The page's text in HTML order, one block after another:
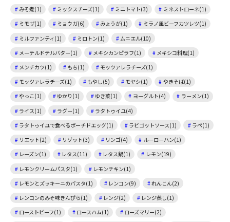
みそ煮(1)
ミックスチーズ(1) ミニトマト(3)
ミネストローネ(1)
ミモザ(1)
ミョウガ(6) みょうが(1)
ミラノ風ビーフカツレツ(1)
ミルファンティ(1)
ミロトン(1)
ムニエル(10)
メーテルドテルバター(1)
メキシカンピラフ(1)
メキシコ料理(1)
メンチカツ(1)
もち(1)
モッツアレラチーズ(1)
モッツァレラチーズ(1)
もやし(5) モヤシ(1)
やきそば(1)
やっこ(1)
ゆかり(1) ゆき菜(1) ヨーグルト(4)
ラーメン(1)
ライス(1)
ラグー(1)
ラタトゥイユ(4)
ラタトゥイユで食べるポーチドエッグ(1)
ラビゴットソース(1)
ラペ(1)
リエット(2)
リゾット(3) リンゴ(4)
ルーローハン(1)
レーズン(1)
レタス(11) レタス鍋(1)
レモン(19)
レモンクリームパスタ(1)
レモンチキン(1)
レモンとズッキーニのパスタ(1)
レンコン(9)
れんこん(2)
レンコンのみそ味きんぴら(1)
レンジ(2)
レンジ蒸し(1)
ローストビーフ(1)
ロースハム(1)
ローズマリー(2)